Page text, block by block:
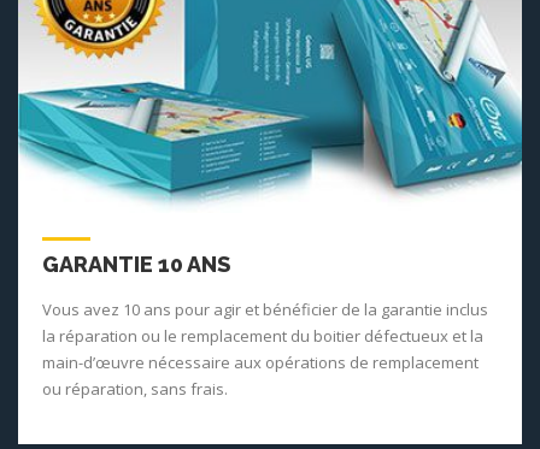
GARANTIE 10 ANS
Vous avez 10 ans pour agir et bénéficier de la garantie inclus
la réparation ou le remplacement du boitier défectueux et la
main-d’œuvre nécessaire aux opérations de remplacement
ou réparation, sans frais.